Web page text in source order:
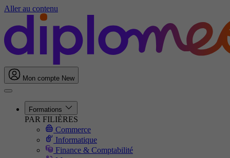
Aller au contenu
Mon compte New
Formations
PAR FILIÈRES
Commerce
Informatique
Finance & Comptabilité